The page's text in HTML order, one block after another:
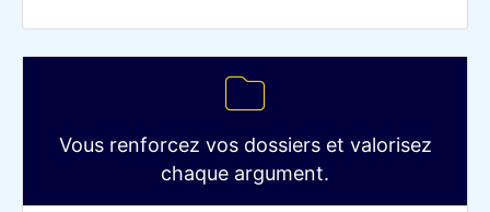
Vous renforcez vos dossiers et valorisez
chaque argument.